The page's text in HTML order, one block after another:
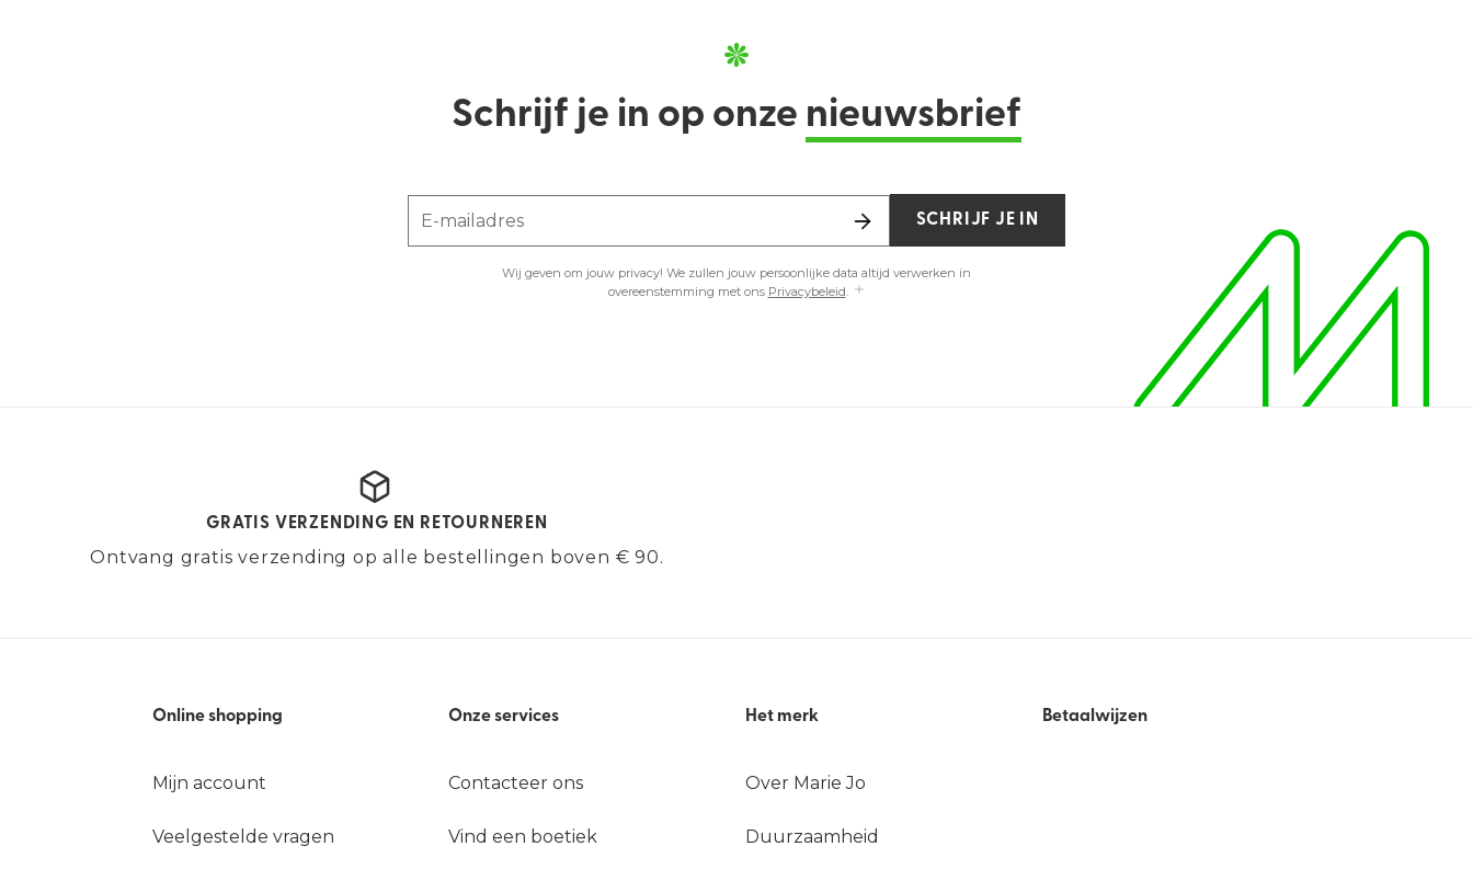
Schrijf je in op onze nieuwsbrief
E-mailadres
Wij geven om jouw privacy! We zullen jouw persoonlijke data altijd verwerken in
overeenstemming met ons Privacybeleid.
SCHRIJF JE IN
GRATIS VERZENDING EN RETOURNEREN
Ontvang gratis verzending op alle bestellingen boven € 90.
Online shopping
Mijn account
Veelgestelde vragen
Onze services
Contacteer ons
Vind een boetiek
Het merk
Over Marie Jo
Duurzaamheid
Betaalwijzen